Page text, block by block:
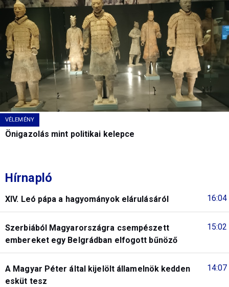
VÉLEMÉNY
Önigazolás mint politikai kelepce
Hírnapló
16:04
XIV. Leó pápa a hagyományok elárulásáról
15:02
Szerbiából Magyarországra csempészett
embereket egy Belgrádban elfogott bűnöző
14:07
A Magyar Péter által kijelölt államelnök kedden
esküt tesz